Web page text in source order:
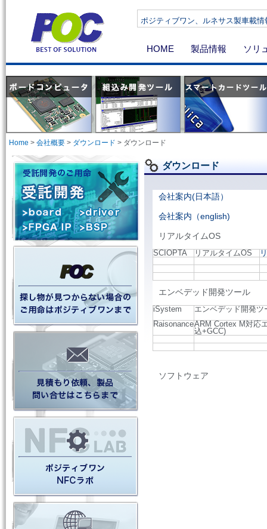
ポジティブワン、ルネサス製車載
HOME 製品情報 ソリ
Home > 会社概要 > ダウンロード > ダウンロード
ダウンロード
会社案内(日本語）
会社案内（english)
リアルタイムOS
SCIOPTA リアルタイムOS
エンベデッド開発ツール
iSystem
エンベデッド開発
RaisonanceARM Cortex M対応
込+GCC)
ソフトウェア